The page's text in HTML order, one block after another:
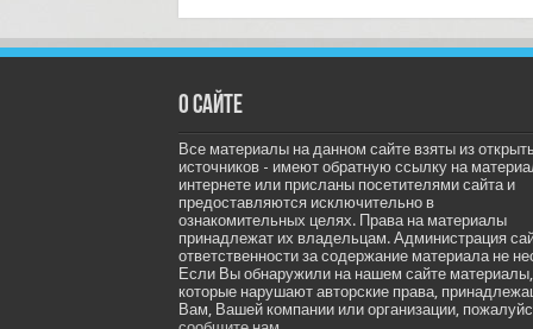
О сайте
Все материалы на данном сайте взяты из
источников - имеют обратную ссылку на
интернете или присланы посетителями сайта и
предоставляются исключительно в
ознакомительных целях. Права на материалы
принадлежат их владельцам. Администрация
ответственности за содержание материала не
Если Вы обнаружили на нашем сайте материалы,
которые нарушают авторские права,
Вам, Вашей компании или организации,